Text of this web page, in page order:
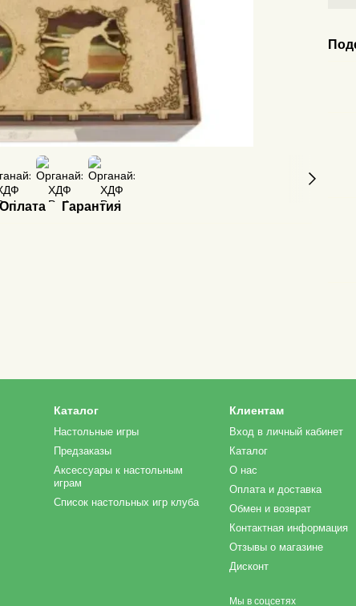
Оплата Гарантия
Каталог
Настольные игры
Предзаказы
Аксессуары к настольным
играм
Список настольных игр клуба
Клиентам
Вход в личный кабинет
Каталог
О нас
Оплата и доставка
Обмен и возврат
Контактная информация
Отзывы о магазине
Дисконт
Мы в соцсетях